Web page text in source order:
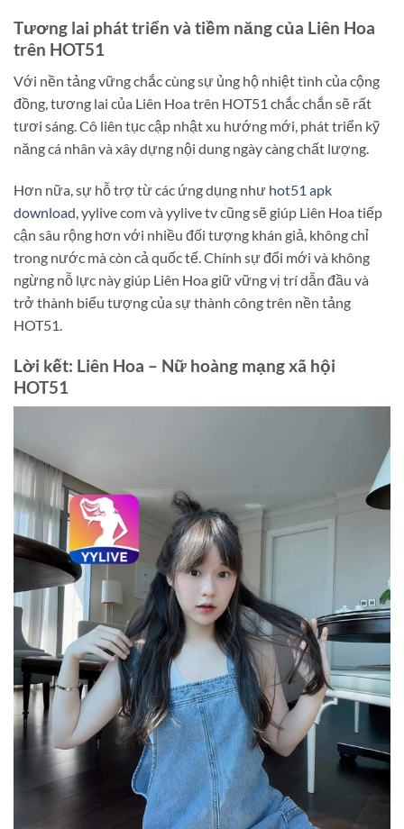
Tương lai phát triển và tiềm năng của Liên Hoa
trên HOT51
Với nền tảng vững chắc cùng sự ủng hộ nhiệt tình của cộng
đồng, tương lai của Liên Hoa trên HOT51 chắc chắn sẽ rất
tươi sáng. Cô liên tục cập nhật xu hướng mới, phát triển kỹ
năng cá nhân và xây dựng nội dung ngày càng chất lượng.
Hơn nữa, sự hỗ trợ từ các ứng dụng như hot51 apk
download , yylive com và yylive tv cũng sẽ giúp Liên Hoa tiếp
cận sâu rộng hơn với nhiều đối tượng khán giả, không chỉ
trong nước mà còn cả quốc tế. Chính sự đổi mới và không
ngừng nỗ lực này giúp Liên Hoa giữ vững vị trí dẫn đầu và
trở thành biểu tượng của sự thành công trên nền tảng
HOT51.
Lời kết: Liên Hoa – Nữ hoàng mạng xã hội
HOT51